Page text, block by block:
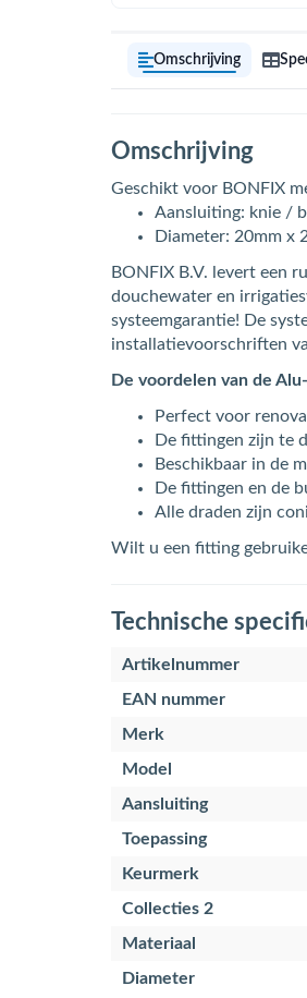
Omschrijving
Omschrijving
Geschikt voor BONFIX
Aansluiting: knie /
Diameter: 20mm x
BONFIX B.V. levert een
douchewater en
systeemgarantie! De
installatievoorschriften
De voordelen van de
Perfect voor
De fittingen zijn te
Beschikbaar in de
De fittingen en de
Alle draden zijn
Wilt u een fitting
Technische
Artikelnummer
EAN nummer
Merk
Model
Aansluiting
Toepassing
Keurmerk
Collecties 2
Materiaal
Diameter